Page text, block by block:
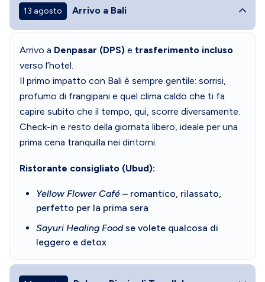
13 agosto Arrivo a Bali
Arrivo a Denpasar (DPS) e trasferimento incluso
verso l’hotel.
Il primo impatto con Bali è sempre gentile: sorrisi,
profumo di frangipani e quel clima caldo che ti fa
capire subito che il tempo, qui, scorre diversamente.
Check-in e resto della giornata libero, ideale per una
prima cena tranquilla nei dintorni.
Ristorante consigliato (Ubud):
Yellow Flower Café – romantico, rilassato,
perfetto per la prima sera
Sayuri Healing Foodse volete qualcosa di
leggero e detox